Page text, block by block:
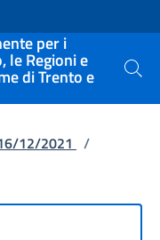
per i
le Regioni e
di Trento e Cerca
12/2021 /